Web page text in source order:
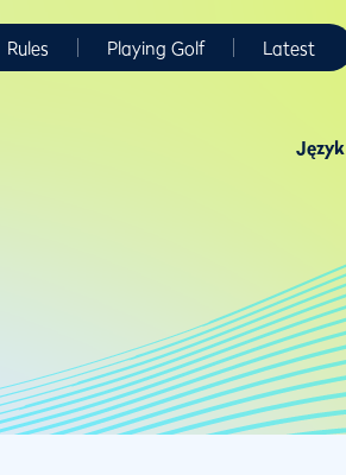
Rules Playing Golf Latest
Język